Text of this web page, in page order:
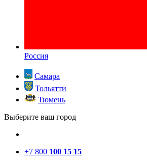
Россия
Самара
Тольятти
Тюмень
Выберите ваш город
+7 800 100 15 15